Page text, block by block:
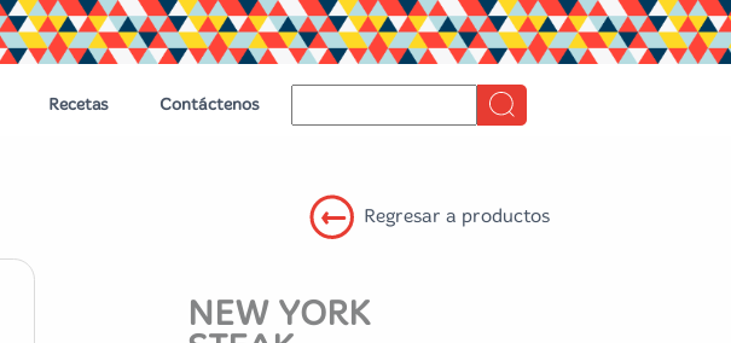
Recetas Contáctenos
Regresar a productos
NEW YORK